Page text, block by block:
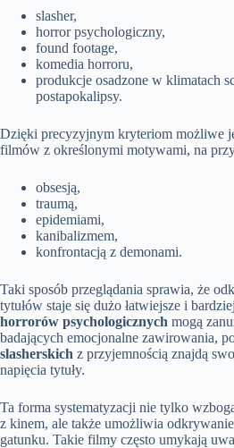
slasher,
horror psychologiczny,
found footage,
komedia horroru,
produkcje osadzone w klimatach
postapokalipsy.
Dzięki precyzyjnym kryteriom możliwe
filmów z określonymi motywami, na
obsesją,
traumą,
epidemiami,
kanibalizmem,
konfrontacją z demonami.
Taki sposób przeglądania sprawia, że
tytułów staje się dużo łatwiejsze i
horrorów psychologicznych mogą
badających emocjonalne zawirowania,
slasherskich z przyjemnością znajdą
napięcia tytuły.
Ta forma systematyzacji nie tylko
z kinem, ale także umożliwia
gatunku. Takie filmy często umykają